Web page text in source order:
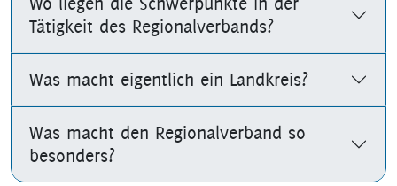
Tätigkeit des Regionalverbands?
Was macht eigentlich ein Landkreis?
Was macht den Regionalverband so
besonders?